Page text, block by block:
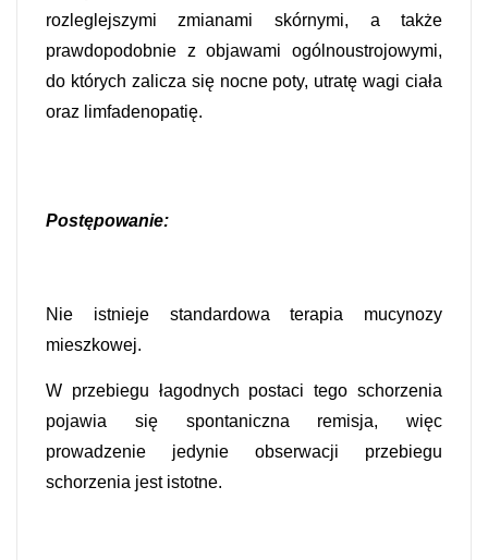
rozleglejszymi zmianami skórnymi, a także
prawdopodobnie z objawami ogólnoustrojowymi,
do których zalicza się nocne poty, utratę wagi ciała
oraz limfadenopatię.
Postępowanie:
Nie istnieje standardowa terapia mucynozy
mieszkowej.
W przebiegu łagodnych postaci tego schorzenia
pojawia się spontaniczna remisja, więc
prowadzenie jedynie obserwacji przebiegu
schorzenia jest istotne.